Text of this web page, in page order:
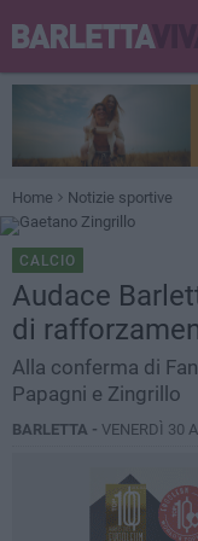
Home Notizie sportive
CALCIO
Audace
di
Alla conferma di
Papagni e Zingrillo
BARLETTA - VENERDÌ 30